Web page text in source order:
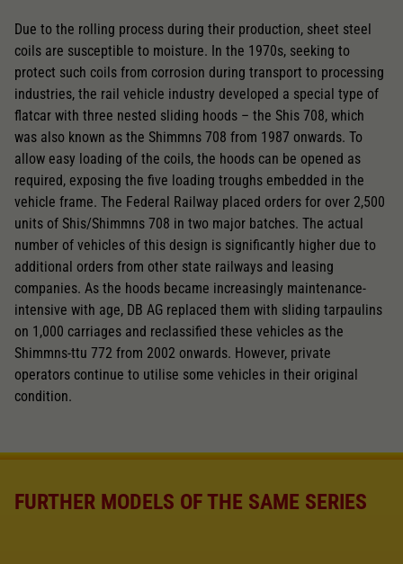
Due to the rolling process during their production, sheet steel
coils are susceptible to moisture. In the 1970s, seeking to
protect such coils from corrosion during transport to processing
industries, the rail vehicle industry developed a special type of
flatcar with three nested sliding hoods – the Shis 708, which
was also known as the Shimmns 708 from 1987 onwards. To
allow easy loading of the coils, the hoods can be opened as
required, exposing the five loading troughs embedded in the
vehicle frame. The Federal Railway placed orders for over 2,500
units of Shis/Shimmns 708 in two major batches. The actual
number of vehicles of this design is significantly higher due to
additional orders from other state railways and leasing
companies. As the hoods became increasingly maintenance-
intensive with age, DB AG replaced them with sliding tarpaulins
on 1,000 carriages and reclassified these vehicles as the
Shimmns-ttu 772 from 2002 onwards. However, private
operators continue to utilise some vehicles in their original
condition.
FURTHER MODELS OF THE SAME SERIES